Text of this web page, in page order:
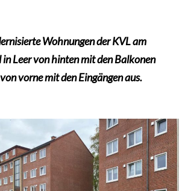
Wohnungen der KVL am
in Leer von hinten mit den Balkonen
vorne mit den Eingängen aus.